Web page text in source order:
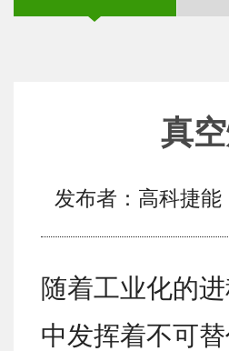
真
发布者：高科捷
随着工业化的
中发挥着不可